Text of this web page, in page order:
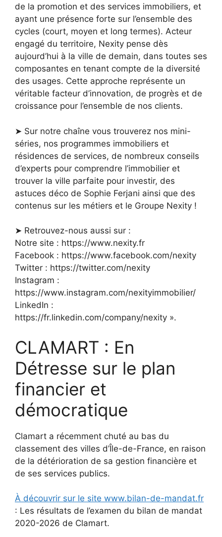
de la promotion et des services immobiliers, et
ayant une présence forte sur l’ensemble des
cycles (court, moyen et long termes). Acteur
engagé du territoire, Nexity pense dès
aujourd’hui à la ville de demain, dans toutes ses
composantes en tenant compte de la diversité
des usages. Cette approche représente un
véritable facteur d’innovation, de progrès et de
croissance pour l’ensemble de nos clients.
➤ Sur notre chaîne vous trouverez nos mini-
séries, nos programmes immobiliers et
résidences de services, de nombreux conseils
d’experts pour comprendre l’immobilier et
trouver la ville parfaite pour investir, des
astuces déco de Sophie Ferjani ainsi que des
contenus sur les métiers et le Groupe Nexity !
➤ Retrouvez-nous aussi sur :
Notre site : https://www.nexity.fr
Facebook : https://www.facebook.com/nexity
Twitter : https://twitter.com/nexity
Instagram :
https://www.instagram.com/nexityimmobilier/
LinkedIn :
https://fr.linkedin.com/company/nexity ».
CLAMART : En
Détresse sur le plan
financier et
démocratique
Clamart a récemment chuté au bas du
classement des villes d’Île-de-France, en raison
de la détérioration de sa gestion financière et
de ses services publics.
À découvrir sur le site www.bilan-de-mandat.fr
: Les résultats de l’examen du bilan de mandat
2020-2026 de Clamart.